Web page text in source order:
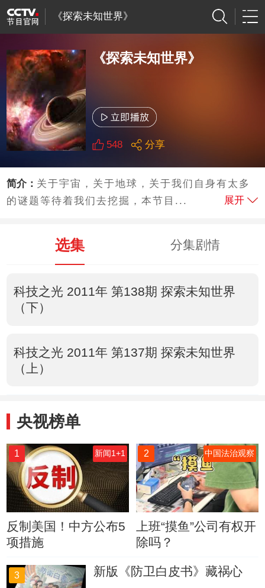
《探索未知世界》
《探索未知世界》
548 分享
简介： 关于宇宙，关于地球，关于我们自身有太多
的谜题等待着我们去挖掘，本节目...
展开
选集 分集剧情
科技之光 2011年 第138期 探索未知世界
（下）
科技之光 2011年 第137期 探索未知世界
（上）
央视榜单
1 新闻1+1
反制美国！中方公布5
项措施
2 中国法治观察
上班“摸鱼”公司有权开
除吗？
3 新版《防卫白皮书》藏祸心